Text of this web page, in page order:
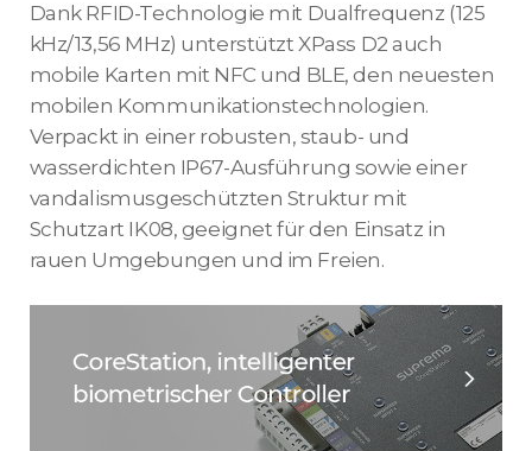
Dank RFID-Technologie mit Dualfrequenz (125
kHz/13,56 MHz) unterstützt XPass D2 auch
mobile Karten mit NFC und BLE, den neuesten
mobilen Kommunikationstechnologien.
Verpackt in einer robusten, staub- und
wasserdichten IP67-Ausführung sowie einer
vandalismusgeschützten Struktur mit
Schutzart IK08, geeignet für den Einsatz in
rauen Umgebungen und im Freien.